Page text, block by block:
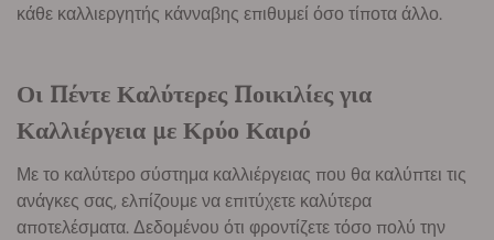
κάθε καλλιεργητής κάνναβης επιθυμεί όσο τίποτα άλλο.
Οι Πέντε Καλύτερες Ποικιλίες για
Καλλιέργεια με Κρύο Καιρό
Με το καλύτερο σύστημα καλλιέργειας που θα καλύπτει τις
ανάγκες σας, ελπίζουμε να επιτύχετε καλύτερα
αποτελέσματα. Δεδομένου ότι φροντίζετε τόσο πολύ την